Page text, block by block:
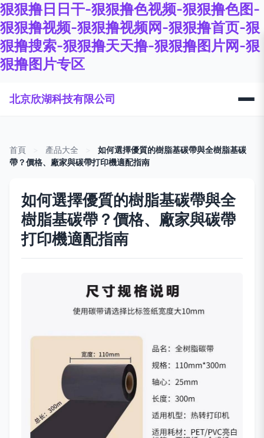
狠狠撸日日干-狠狠撸色视频-狠狠撸色图-
狠狠撸视频-狠狠撸视频网-狠狠撸首页-狠
狠撸搜索-狠狠撸天天撸-狠狠撸图片网-狠
狠撸图片专区
北京欣湖科技有限公司
首頁 產品大全
如何選擇優質的樹脂基碳帶與全樹脂基碳
帶？價格、廠家與碳帶打印機適配指南
如何選擇優質的樹脂基碳帶與全
樹脂基碳帶？價格、廠家與碳帶
打印機適配指南